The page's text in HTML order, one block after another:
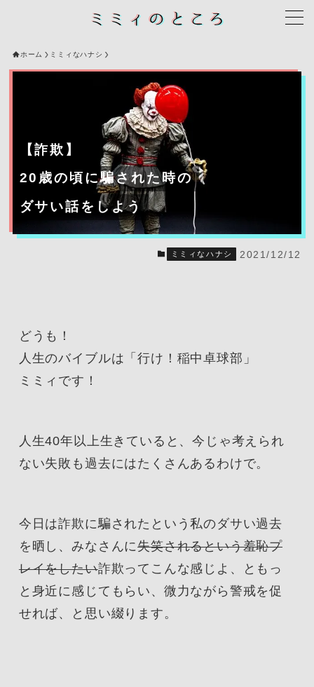
ホーム ミミィなハナシ
【詐欺】
20歳の頃に騙された時の
ダサい話をしよう
ミミィなハナシ 2021/12/12
どうも！
人生のバイブルは「行け！稲中卓球部」
ミミィです！
人生40年以上生きていると、今じゃ考えられ
ない失敗も過去にはたくさんあるわけで。
今日は詐欺に騙されたという私のダサい過去
を晒し、みなさんに失笑されるという羞恥プ
レイをしたい詐欺ってこんな感じよ、ともっ
と身近に感じてもらい、微力ながら警戒を促
せれば、と思い綴ります。